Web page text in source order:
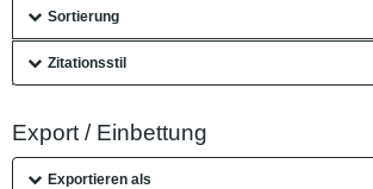
Sortierung
Zitationsstil
Export / Einbettung
Exportieren als